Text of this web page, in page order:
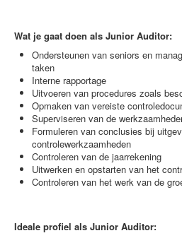
Wat je gaat doen als Junior Auditor:
Ondersteunen van seniors en
taken
Interne rapportage
Uitvoeren van procedures zoals
Opmaken van vereiste
Superviseren van de
Formuleren van conclusies bij
controlewerkzaamheden
Controleren van de jaarrekening
Uitwerken en opstarten van het
Controleren van het werk van de
Ideale profiel als Junior Auditor: